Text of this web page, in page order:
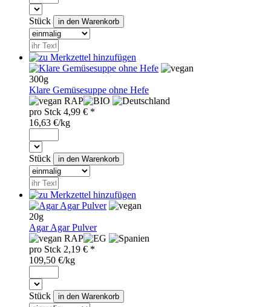
Stück
300g
Klare Gemüsesuppe ohne Hefe
RAP
pro Stck 4,99 € *
16,63 €/kg
Stück
20g
Agar Agar Pulver
RAP
pro Stck 2,19 € *
109,50 €/kg
Stück